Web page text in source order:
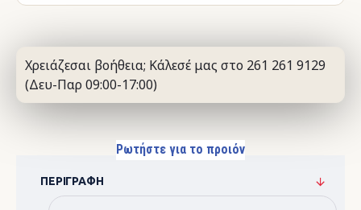
Χρειάζεσαι βοήθεια; Κάλεσέ μας στο 261 261 9129
(Δευ-Παρ 09:00-17:00)
Ρωτήστε για το προιόν
ΠΕΡΙΓΡΑΦΉ